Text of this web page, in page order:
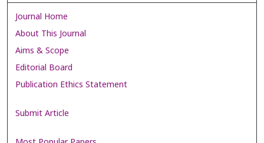
Journal Home
About This Journal
Aims & Scope
Editorial Board
Publication Ethics Statement
Submit Article